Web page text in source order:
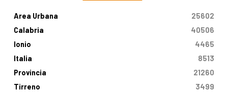
Area Urbana
25602
Calabria
40506
Ionio
4465
Italia
8513
Provincia
21260
Tirreno
3499